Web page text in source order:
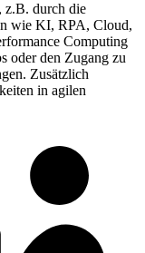
z.B. durch die
wie KI, RPA, Cloud,
Computing
oder den Zugang zu
Zusätzlich
in agilen